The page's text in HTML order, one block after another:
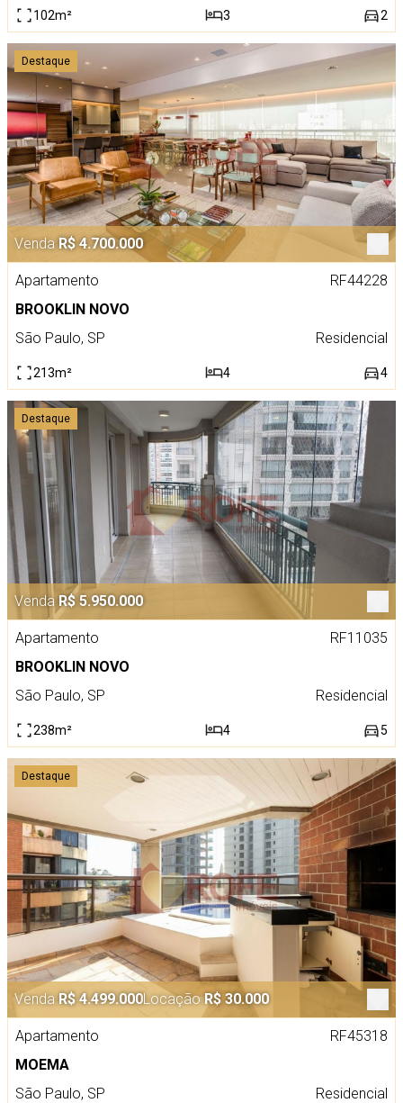
102m² 3 2
Destaque
Venda R$ 4.700.000
Apartamento
RF44228
BROOKLIN NOVO
São Paulo, SP
Residencial
213m² 4 4
Destaque
Venda R$ 5.950.000
Apartamento
RF11035
BROOKLIN NOVO
São Paulo, SP
Residencial
238m² 4 5
Destaque
Venda R$ 4.499.000Locação R$ 30.000
Apartamento
RF45318
MOEMA
São Paulo, SP
Residencial